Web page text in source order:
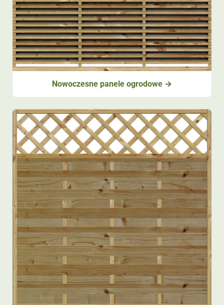
Nowoczesne panele ogrodowe